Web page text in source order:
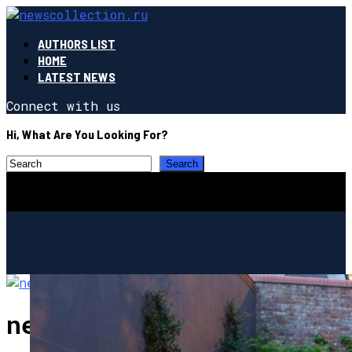
AUTHORS LIST
HOME
LATEST NEWS
Connect with us
Hi, What Are You Looking For?
newscollection.ru